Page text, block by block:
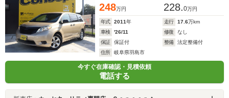
248万円 228.0万円
年式 2011年 走行 17.6万km
車検
'26/11 修復
なし
保証
保証付 整備
法定整備付
住所
岐阜県羽島市
今すぐ在庫確認・見積依頼
電話する